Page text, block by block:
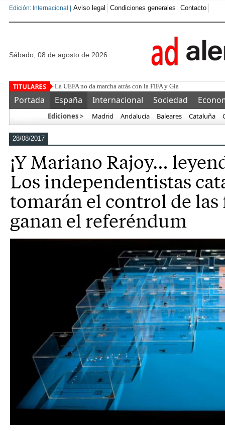
Edición: Internacional | Aviso legal Condiciones generales Contacto
sábado, 08 de agosto de 2026
La UEFA no da marcha atrás con la FIFA y Gianni Infantino:
Portada España Internacional Sociedad
Ediciones > Madrid Andalucía Baleares Cataluña
28/08/2017
¡Y Mariano Rajoy…
Los independentistas
tomarán el control de las
ganan el referéndum